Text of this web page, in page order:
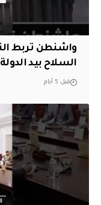
واشنطن تربط
السلاح بيد الدولة
قبل 5 أيام